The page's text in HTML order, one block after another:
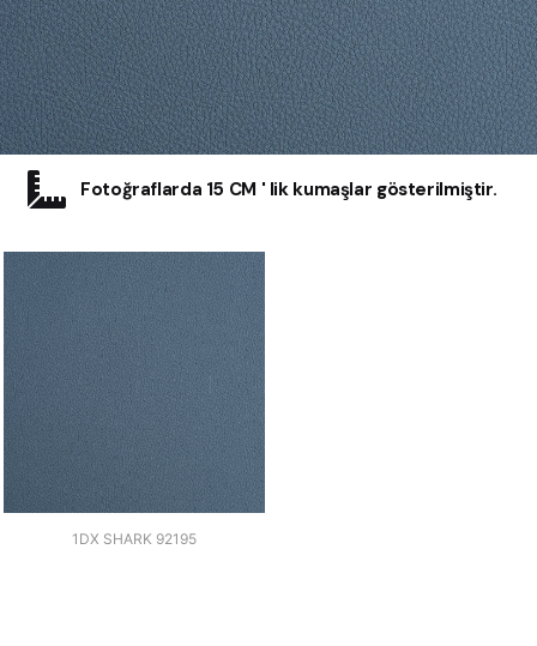
Fotoğraflarda 15 CM ' lik kumaşlar gösterilmiştir.
1DX SHARK 92195